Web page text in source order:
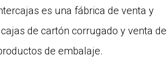
es una fábrica de venta y
de cartón corrugado y venta de
de embalaje.